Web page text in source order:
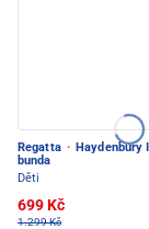
Regatta ·
bunda
Děti
699 Kč
1.299 Kč